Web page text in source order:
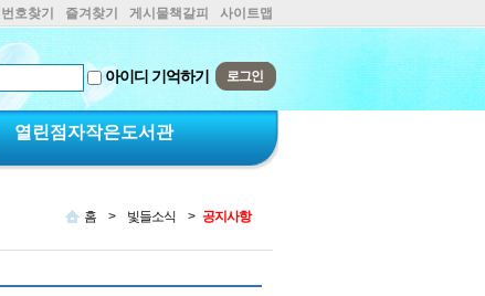
호찾기 즐겨찾기 게시물책갈피 사이트맵
아이디 기억하기
열린점자작은도서관
홈 > 빛들소식 > 공지사항